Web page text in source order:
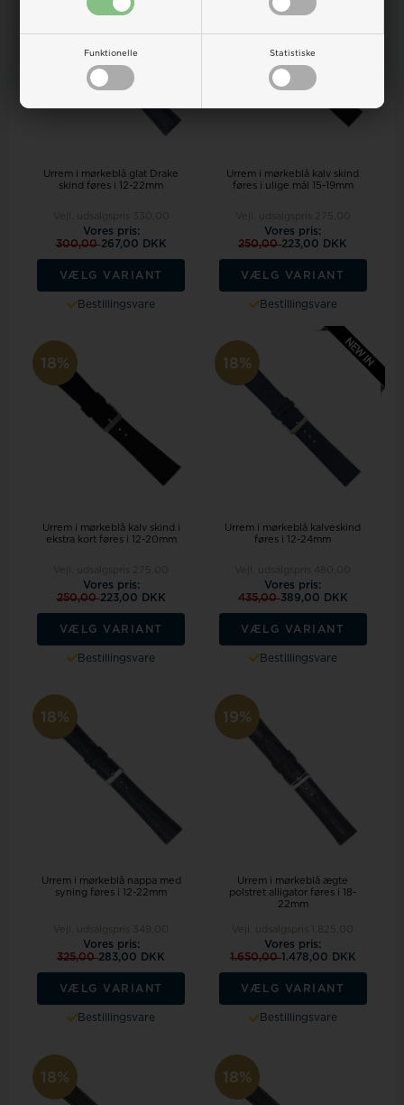
Funktionelle Statistiske
Urrem i mørkeblå glat Drake
skind føres i 12-22mm
Vores pris:
300,00267,00 DKK
VÆLG VARIANT
Bestillingsvare
Urrem i mørkeblå kalv skind
føres i ulige mål 15-19mm
Vores pris:
250,00223,00 DKK
VÆLG VARIANT
Bestillingsvare
18%
Urrem i mørkeblå kalv skind i
ekstra kort føres i 12-20mm
Vores pris:
250,00223,00 DKK
VÆLG VARIANT
Bestillingsvare
18%
Urrem i mørkeblå kalveskind
føres i 12-24mm
Vores pris:
435,00389,00 DKK
VÆLG VARIANT
Bestillingsvare
18%
Urrem i mørkeblå nappa med
syning føres i 12-22mm
Vores pris:
325,00283,00 DKK
VÆLG VARIANT
Bestillingsvare
19%
Urrem i mørkeblå ægte
polstret alligator føres i 18-
22mm
Vores pris:
1.650,001.478,00 DKK
VÆLG VARIANT
Bestillingsvare
18% 18%